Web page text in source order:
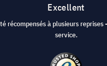
Excellent
récompensés à plusieurs
service.